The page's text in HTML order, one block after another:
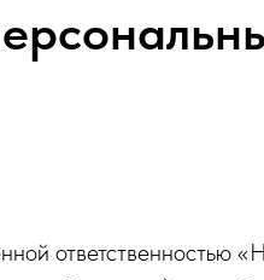
ответственностью